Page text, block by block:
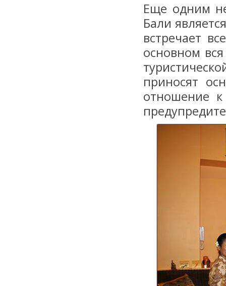
Еще одним
Бали
встречает
основном
приносят
отношение